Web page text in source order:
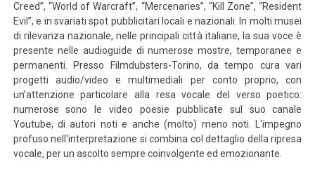
Creed”, “World of Warcraft”, “Mercenaries”, “Kill Zone”, “Resident
Evil”, e in svariati spot pubblicitari locali e nazionali. In molti musei
di rilevanza nazionale, nelle principali città italiane, la sua voce è
presente nelle audioguide di numerose mostre, temporanee e
permanenti. Presso Filmdubsters-Torino, da tempo cura vari
progetti audio/video e multimediali per conto proprio, con
un’attenzione particolare alla resa vocale del verso poetico:
numerose sono le video poesie pubblicate sul suo canale
Youtube, di autori noti e anche (molto) meno noti. L'impegno
profuso nell'interpretazione si combina col dettaglio della ripresa
vocale, per un ascolto sempre coinvolgente ed emozionante.